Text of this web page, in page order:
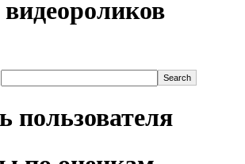
пользователя